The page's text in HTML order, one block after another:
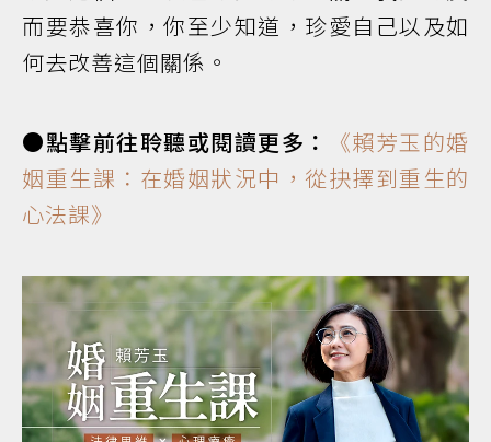
而要恭喜你，你至少知道，珍愛自己以及如
何去改善這個關係。
●點擊前往聆聽或閱讀更多：
《賴芳玉的婚
姻重生課：在婚姻狀況中，從抉擇到重生的
心法課》